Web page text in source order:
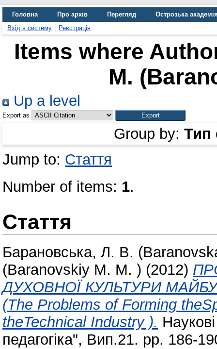
Головна Про архів Перегляд
Острозька
Вхід в систему
Реєстрація
Items where
М.
Up a level
Export as
Group by: Тип
Jump to: Стаття
Number of items: 1.
Стаття
Барановська, Л. В.
(Baranovskiy M. M. ) (2012)
ДУХОВНОЇ КУЛЬТУРИ
(The Problems of Forming
theTechnical Industry ).
педагогіка", Вип.21. pp. 186-